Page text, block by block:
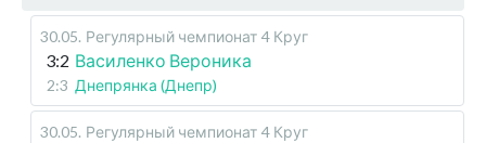
30.05. Регулярный чемпионат 4 Круг
3:2 Василенко Вероника
2:3 Днепрянка (Днепр)
30.05. Регулярный чемпионат 4 Круг